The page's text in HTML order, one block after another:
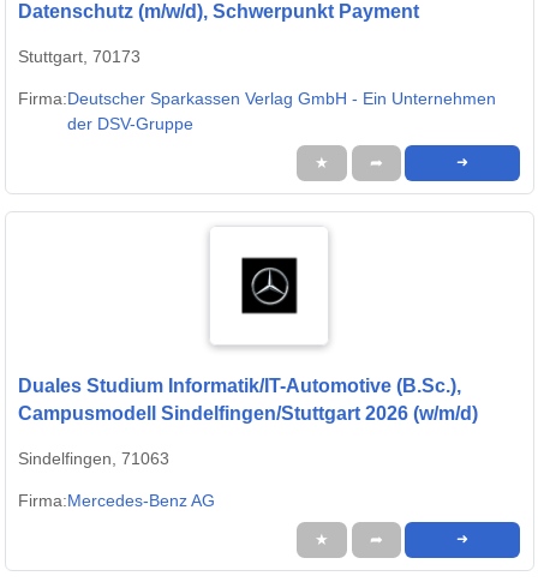
Datenschutz (m/w/d), Schwerpunkt Payment
Stuttgart, 70173
Firma:Deutscher Sparkassen Verlag GmbH - Ein Unternehmen
der DSV-Gruppe
★ ➦ ➜
Duales Studium Informatik/IT-Automotive (B.Sc.),
Campusmodell Sindelfingen/Stuttgart 2026 (w/m/d)
Sindelfingen, 71063
Firma:Mercedes-Benz AG
★ ➦ ➜